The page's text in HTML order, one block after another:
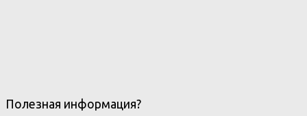
Полезная информация?